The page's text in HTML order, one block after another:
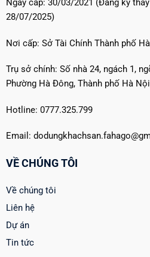
Ngày cấp: 30/03/2021 (Đăng ký
28/07/2025)
Nơi cấp: Sở Tài Chính Thành phố
Trụ sở chính: Số nhà 24, ngách 1,
Phường Hà Đông, Thành phố Hà
Hotline: 0777.325.799
Email:
VỀ CHÚNG TÔI
Về chúng tôi
Liên hệ
Dự án
Tin tức